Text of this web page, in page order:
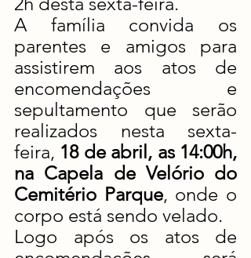
A família convida os
parentes e amigos para
assistirem aos atos de
encomendações e
sepultamento que serão
realizados nesta sexta-
feira, 18 de abril, as 14:00h,
na Capela de Velório do
Cemitério Parque, onde o
corpo está sendo velado.
Logo após os atos de